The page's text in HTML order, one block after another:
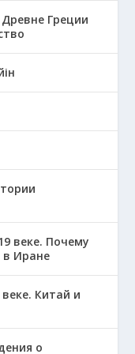
Греции
веке. Почему
в Иране
Китай и
о